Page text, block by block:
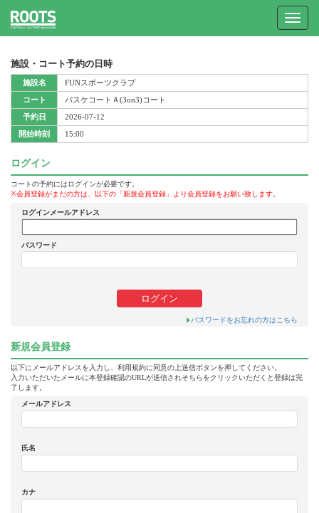
Toggle
施設・コート予約の日時
施設名
コート
予約日
開始時刻
FUNスポーツクラブ
バスケコートＡ(3on3)コート
2026-07-12
15:00
ログイン
コートの予約にはログインが必要です。
※会員登録がまだの方は、以下の「新規会員登録」より会員登録をお願い致します。
ログインメールアドレス
パスワード
パスワードをお忘れの方はこちら
新規会員登録
以下にメールアドレスを入力し、利用規約に同意の上送信ボタンを押してください。
入力いただいたメールに本登録確認のURLが送信されそちらをクリックいただくと登録は完
了します。
メールアドレス
氏名
カナ